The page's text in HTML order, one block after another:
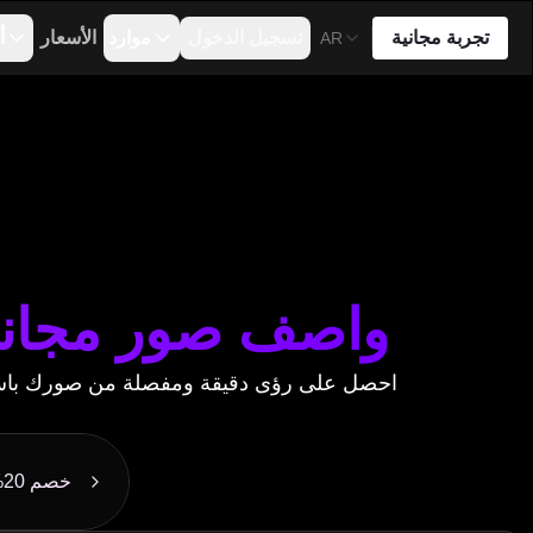
الأسعار AR تجربة مجانية
واصف صور
احصل على رؤى دقيقة ومفصلة من صورك
خصم 20% على الاشتراك السنوي